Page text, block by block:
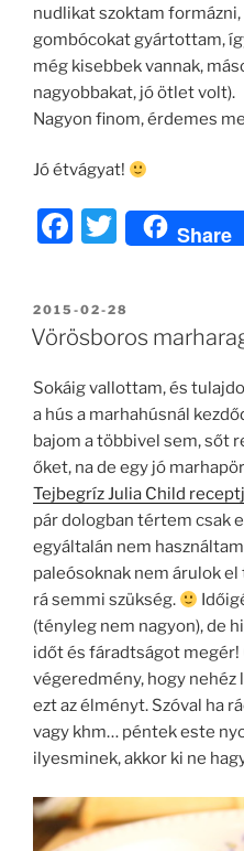
nudlikat szoktam
gombócokat gyártottam,
még kisebbek vannak,
nagyobbakat, jó ötlet volt).
Nagyon finom, érdemes
Jó étvágyat!
F
c
e
o
o
k
T
w
itt
er
Share
BEKÜLDVE:
2015-02-28
Vörösboros
Sokáig vallottam, és
a hús a marhahúsnál
bajom a többivel sem, sőt
őket, na de egy jó
Tejbegríz Julia Child
pár dologban tértem csak
egyáltalán nem
paleósoknak nem árulok
rá semmi szükség.
(tényleg nem nagyon), de
időt és fáradtságot megér!
végeredmény, hogy
ezt az élményt. Szóval ha
vagy khm… péntek este
ilyesminek, akkor ki ne